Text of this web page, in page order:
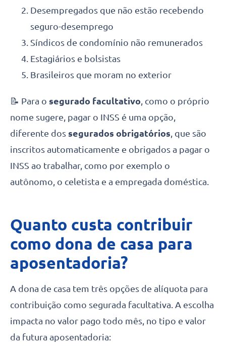
Desempregados que não estão recebendo
seguro-desemprego
Síndicos de condomínio não remunerados
Estagiários e bolsistas
Brasileiros que moram no exterior
📝 Para o segurado facultativo, como o próprio
nome sugere, pagar o INSS é uma opção,
diferente dos segurados obrigatórios, que são
inscritos automaticamente e obrigados a pagar o
INSS ao trabalhar, como por exemplo o
autônomo, o celetista e a empregada doméstica.
Quanto custa contribuir
como dona de casa para
aposentadoria?
A dona de casa tem três opções de alíquota para
contribuição como segurada facultativa. A escolha
impacta no valor pago todo mês, no tipo e valor
da futura aposentadoria: